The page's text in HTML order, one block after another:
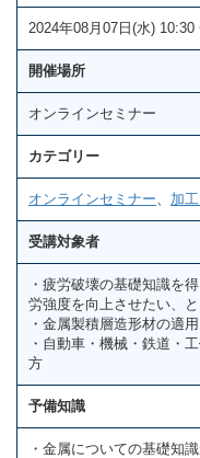
2024年08月07日(水) 10:30
開催場所
オンラインセミナー
カテゴリー
オンラインセミナー 加
受講対象者
・疲労破壊の基礎知識を
労強度を向上させたい、
・金属製積層造形材の適
・自動車・機械・鉄道・
方
予備知識
・金属についての基礎知